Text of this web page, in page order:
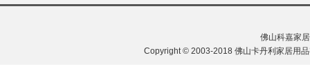
佛山科嘉家
Copyright © 2003-2018 佛山卡丹利家居用